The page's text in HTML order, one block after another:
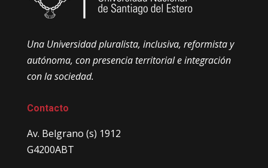
Una Universidad pluralista, inclusiva, reformista y
autónoma, con presencia territorial e integración
con la sociedad.
Contacto
Av. Belgrano (s) 1912
G4200ABT